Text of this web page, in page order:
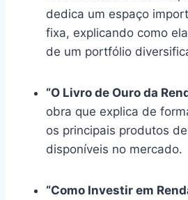
dedica um espaço
fixa, explicando como
de um portfólio
“O Livro de Ouro da
obra que explica de
os principais produtos
disponíveis no mercado.
“Como Investir em